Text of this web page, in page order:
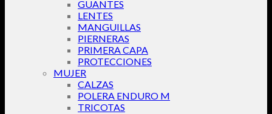
GUANTES
LENTES
MANGUILLAS
PIERNERAS
PRIMERA CAPA
PROTECCIONES
MUJER
CALZAS
POLERA ENDURO M
TRICOTAS